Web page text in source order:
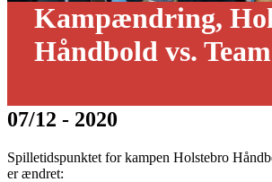
Kampændring,
Håndbold vs.
07/12 - 2020
Spilletidspunktet for kampen Holstebro
er ændret: